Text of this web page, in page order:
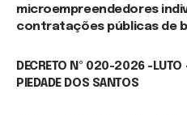
microempreendedores
contratações públicas de
DECRETO Nº 020-2026 -LUTO
PIEDADE DOS SANTOS